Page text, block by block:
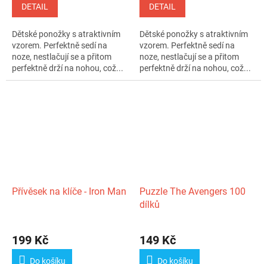
DETAIL
Dětské ponožky s atraktivním
vzorem. Perfektně sedí na
noze, nestlačují se a přitom
perfektně drží na nohou, což...
DETAIL
Dětské ponožky s atraktivním
vzorem. Perfektně sedí na
noze, nestlačují se a přitom
perfektně drží na nohou, což...
Přívěsek na klíče - Iron Man
199 Kč
Do košíku
Puzzle The Avengers 100
dílků
149 Kč
Do košíku